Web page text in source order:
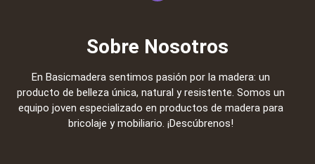
Sobre Nosotros
En Basicmadera sentimos pasión por la madera: un
producto de belleza única, natural y resistente. Somos un
equipo joven especializado en productos de madera para
bricolaje y mobiliario. ¡Descúbrenos!